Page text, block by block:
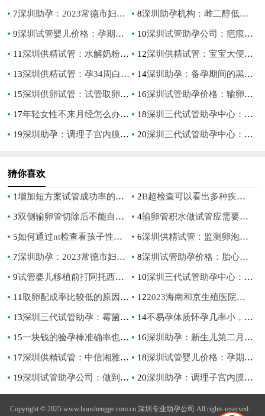
7深圳助孕：2023常德市妇幼保健院试管婴儿科普知识导航，助孕成功率评估 8深圳助孕机构：雌二醇低吃什么食物调理,雌二醇低应该注意什么
9深圳试管婴儿价格：孕期自测胎儿性别的方法一览，一分钟便能知晓胎儿是男是女 10深圳试管助孕公司：疤痕子宫还可以顺产吗，孕妈妈需要注意的事项！
11深圳供精试管：水解奶粉和氨基酸奶粉有区别！根据宝宝的情况选择奶粉很重要 12深圳供精试管：宝宝大便有奶瓣怎么回事？别慌，这是正常现象
13深圳供精试管：孕34周白带像浆糊一定要警惕，很可能是胎停的前兆！ 14深圳助孕：备孕期间的黑豆也不是你想吃就能吃
15深圳供卵试管：试管取卵全为空卵的概率没想象中高，做好预防工作很关键 16深圳试管助孕价格：输卵管堵塞有4大表现症状，建议疏通后再开始备孕
17年轻女性不来月经怎么办,女人长期不来月经什么原因 18深圳三代试管助孕中心：新生儿的食欲下降明显怎么办-偷偷教会你三招!
19深圳助孕：调理子宫内膜薄的中药方子，轻松帮你调理身体 20深圳三代试管助孕中心：宫外孕怎么做手术？宫外孕的主要症状有这些
猜你喜欢
1增加短方案试管成功率的小妙招，用过的人都说好 2B超检查可以看出多种疾病，卵巢囊肿是最容易发现的
3双侧输卵管切除后不能自然受孕，附两种辅助生育的方式 4输卵管积水做试管应需要切除吗，医生：因人而异
5如何通过nt检查看孩子性别，Nt检查小于1.5不一定是女孩 6深圳供精试管：监测卵泡是否要进行憋尿？这个时候检测卵泡相对更好
7深圳助孕：2023常德市妇幼保健院试管婴儿科普知识导航，助孕成功率评估 8深圳试管助孕价格：胎心监护仪没有想象中的好用， 用之前最好慎重考虑
9试管婴儿移植前打阿托西班保胎的效果，真的会有用吗？ 10深圳三代试管助孕中心：试管男孩费用大概要多少钱-移植之后吃这些东西明显有助于着床
11取卵配成率比较低的原因，或跟卵子质量差有关 122023海南和京生殖医院试管婴儿助孕攻略，助孕成功率预估
13深圳三代试管助孕：霉菌性阴道炎引起的原因有很多，文章科普如何避免 14不易孕体质怀孕几率小，不孕体质症状一览可自查
15一块钱的验孕棒准确率也很高，不必纠结价格结果才是最重要 16深圳助孕：新生儿第二月如何喂养？科学护理指导
17深圳供精试管：中信湘雅可申请供精试管婴儿，前提还要满足这些适应症 18深圳试管婴儿价格：孕期自测胎儿性别的方法一览，一分钟便能知晓胎儿是男是女
19深圳试管助孕公司：做到这四点帮你远离胎儿窘迫带来的烦恼 20深圳助孕：调理子宫内膜薄的中药方子，轻松帮你调理身体
Copyright © 2025 www.houshengge.com.cn 深圳专业助孕公司 All rights reserved.